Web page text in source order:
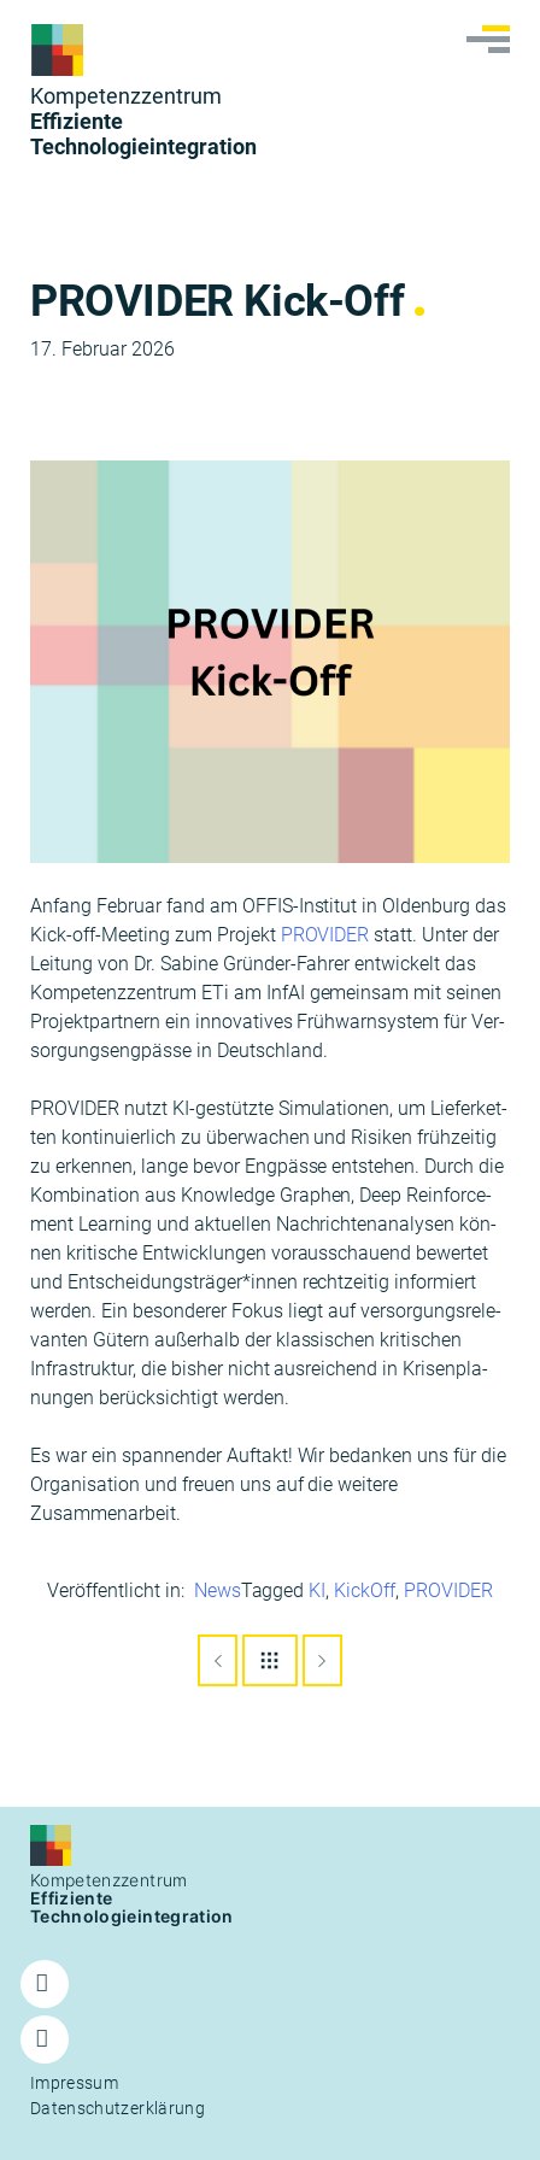
content
Kom­pe­tenzzen­trum
Effiziente
Technologieintegration
PROVIDER Kick-Off
17. Februar 2026
Anfang Feb­ru­ar fand am OFF­IS-Insti­tut in Old­en­burg das
Kick-off-Meet­ing zum Pro­jekt PROVIDER statt. Unter der
Leitung von Dr. Sabine Grün­der-Fahrer entwick­elt das
Kom­pe­tenzzen­trum ETi am InfAI gemein­sam mit seinen
Pro­jek­t­part­nern ein inno­v­a­tives Früh­warn­sys­tem für Ver­
sorgungsen­g­pässe in Deutschland.
PROVIDER nutzt KI-gestützte Sim­u­la­tio­nen, um Liefer­ket­
ten kon­tinuier­lich zu überwachen und Risiken frühzeit­ig
zu erken­nen, lange bevor Eng­pässe entste­hen. Durch die
Kom­bi­na­tion aus Knowl­edge Graphen, Deep Rein­force­
ment Learn­ing und aktuellen Nachrich­t­e­n­analy­sen kön­
nen kri­tis­che Entwick­lun­gen vorauss­chauend bew­ertet
und Entscheidungsträger*innen rechtzeit­ig informiert
wer­den. Ein beson­der­er Fokus liegt auf ver­sorgungsrel­e­
van­ten Gütern außer­halb der klas­sis­chen kri­tis­chen
Infra­struk­tur, die bish­er nicht aus­re­ichend in Krisen­pla­
nun­gen berück­sichtigt werden.
Es war ein span­nen­der Auf­takt! Wir bedanken uns für die
Organ­i­sa­tion und freuen uns auf die weit­ere
Zusammenarbeit.
Veröffentlicht in: NewsTagged KI, KickOff, PROVIDER
Kompetenzzentrum
Effiziente
Technologieintegration
Follow
us on
Twitter
Follow
us on
LinkedIn
Impressum
Datenschutzerklärung